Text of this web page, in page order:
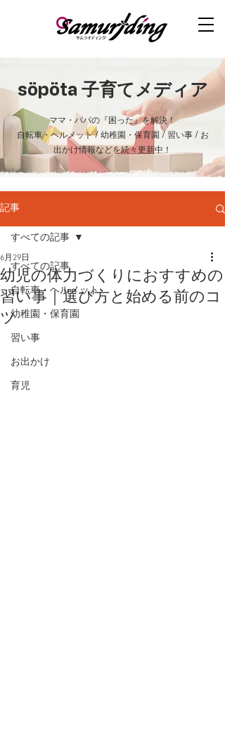
söpöta 子育てメディア
ママ・パパの『困った』を解決！
自転車・ヘルメット / 幼稚園・保育園 / 習い事 / お
出かけ情報などを続々更新中！
記事
すべての記事
自転車・ヘルメット
幼稚園・保育園
習い事
お出かけ
育児
すべての記事
幼児の体力づくりにおすすめの
習い事｜選び方と始める前のコ
ツ
6月29日